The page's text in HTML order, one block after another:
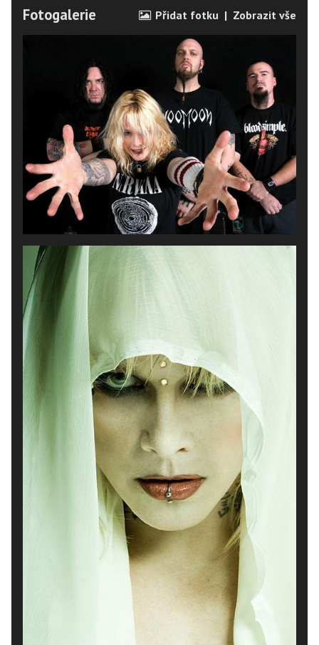
Fotogalerie Přidat fotku | Zobrazit vše